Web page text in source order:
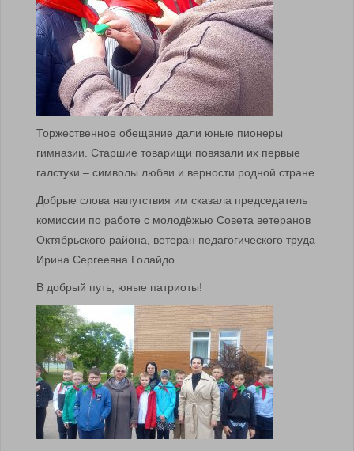
Торжественное обещание дали юные пионеры
гимназии. Старшие товарищи повязали их первые
галстуки – символы любви и верности родной стране.
Добрые слова напутствия им сказала председатель
комиссии по работе с молодёжью Совета ветеранов
Октябрьского района, ветеран педагогического труда
Ирина Сергеевна Голайдо.
В добрый путь, юные патриоты!